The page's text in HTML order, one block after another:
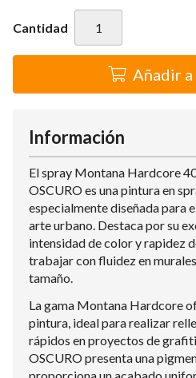
Cantidad
Añadir a
Información
El spray Montana Hardcore
OSCURO es una pintura en
especialmente diseñada para
arte urbano. Destaca por su
intensidad de color y rapidez
trabajar con fluidez en
tamaño.
La gama Montana Hardcore
pintura, ideal para realizar
rápidos en proyectos de
OSCURO presenta una